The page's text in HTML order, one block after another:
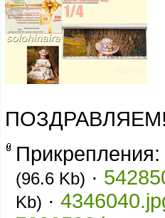
Прикрепления:
(96.6 Kb) ·
Kb) ·